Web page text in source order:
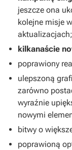
jeszcze ona
kolejne misje
aktualizacjach;
kilkanaście
poprawiony
ulepszoną
zarówno
wyraźnie
nowymi
bitwy o
poprawioną